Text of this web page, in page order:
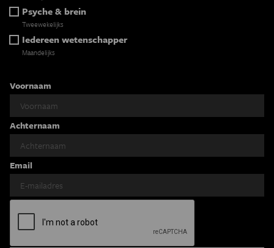
Psyche & brein
Tweewekelijks
Iedereen wetenschapper
Maandelijks
Voornaam
Achternaam
Email